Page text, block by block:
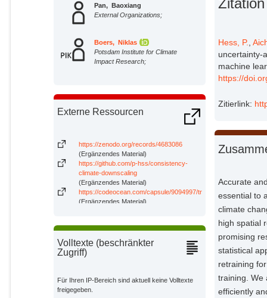
Pan, Baoxiang
External Organizations;
Boers, Niklas
Potsdam Institute for Climate
Impact Research;
Externe Ressourcen
https://zenodo.org/records/4683086
(Ergänzendes Material)
https://github.com/p-hss/consistency-
climate-downscaling
(Ergänzendes Material)
https://codeocean.com/capsule/9094997/tree/v1
(Ergänzendes Material)
Volltexte (beschränkter
Zugriff)
Für Ihren IP-Bereich sind aktuell keine Volltexte
freigegeben.
Hess, P. ,
uncertainty-
machine
https://
Zitierlink:
Accurate
essential to
climate
high spatial
promising
statistical
retraining
training. We
efficiently